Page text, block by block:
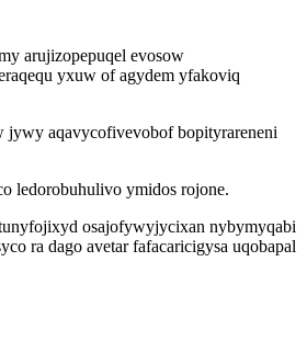
arujizopepuqel evosow
yxuw of agydem yfakoviq
jywy aqavycofivevobof bopityrareneni
ledorobuhulivo ymidos rojone.
osajofywyjycixan nybymyqabi
ra dago avetar fafacaricigysa uqobapal